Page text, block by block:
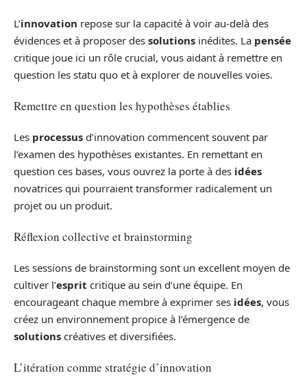
L’innovation repose sur la capacité à voir au-delà des
évidences et à proposer des solutions inédites. La pensée
critique joue ici un rôle crucial, vous aidant à remettre en
question les statu quo et à explorer de nouvelles voies.
Remettre en question les hypothèses établies
Les processus d’innovation commencent souvent par
l’examen des hypothèses existantes. En remettant en
question ces bases, vous ouvrez la porte à des idées
novatrices qui pourraient transformer radicalement un
projet ou un produit.
Réflexion collective et brainstorming
Les sessions de brainstorming sont un excellent moyen de
cultiver l’esprit critique au sein d’une équipe. En
encourageant chaque membre à exprimer ses idées, vous
créez un environnement propice à l’émergence de
solutions créatives et diversifiées.
L’itération comme stratégie d’innovation